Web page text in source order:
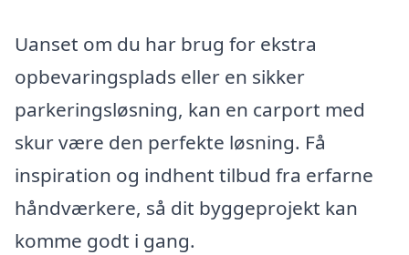
Uanset om du har brug for ekstra
opbevaringsplads eller en sikker
parkeringsløsning, kan en carport med
skur være den perfekte løsning. Få
inspiration og indhent tilbud fra erfarne
håndværkere, så dit byggeprojekt kan
komme godt i gang.